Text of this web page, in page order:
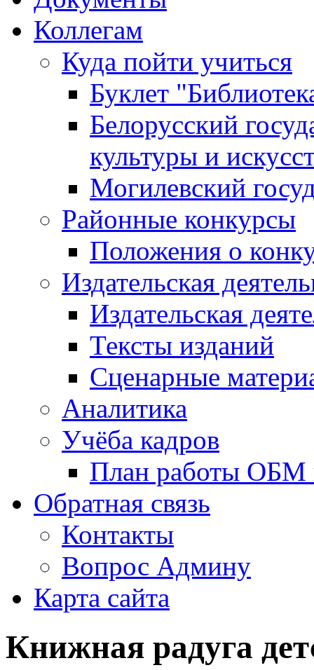
Коллегам
Куда пойти учиться
Буклет
Белорусский
культуры и
Могилевский
Районные конкурсы
Положения о
Издательская
Издательская
Тексты изданий
Сценарные
Аналитика
Учёба кадров
План работы ОБМ
Обратная связь
Контакты
Вопрос Админу
Карта сайта
Книжная радуга